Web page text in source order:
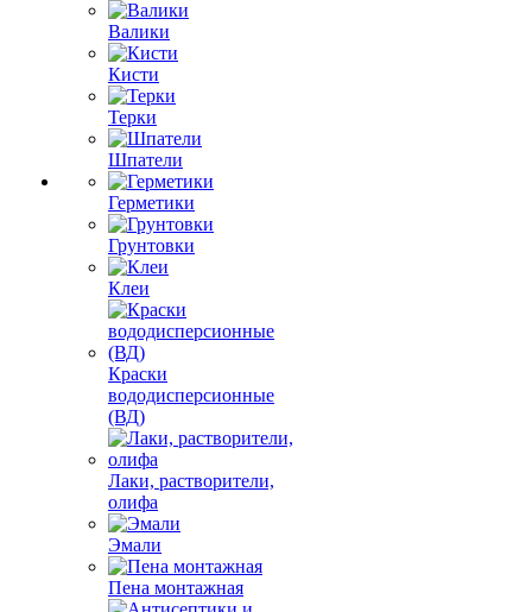
Валики
Кисти
Терки
Шпатели
Герметики
Грунтовки
Клеи
Краски
вододисперсионные
(ВД)
Лаки, растворители,
олифа
Эмали
Пена монтажная